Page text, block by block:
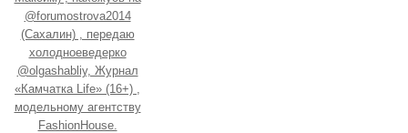
@forumostrova2014
(Сахалин) , передаю
холодноеведерко
@olgashabliy, Журнал
«Камчатка Life» (16+) ,
модельному агентству
FashionHouse.